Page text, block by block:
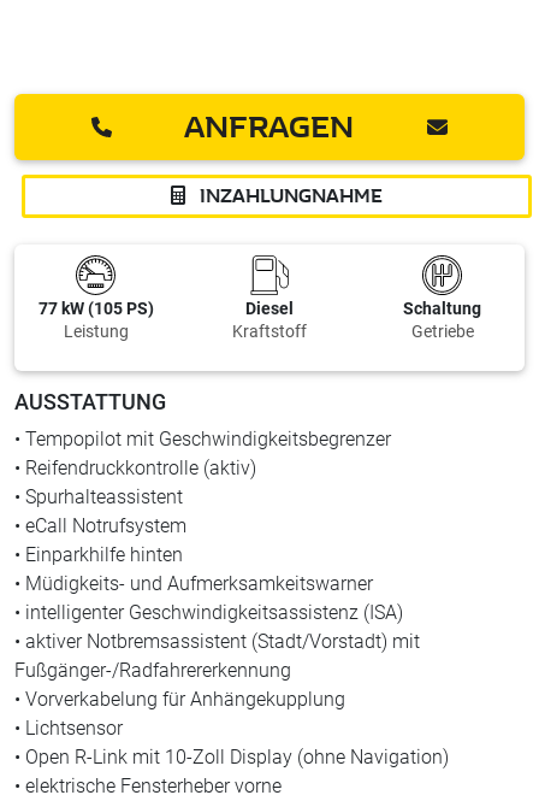
ANFRAGEN
INZAHLUNGNAHME
77 kW (105 PS)
Leistung
Diesel
Kraftstoff
Schaltung
Getriebe
AUSSTATTUNG
• Tempopilot mit Geschwindigkeitsbegrenzer
• Reifendruckkontrolle (aktiv)
• Spurhalteassistent
• eCall Notrufsystem
• Einparkhilfe hinten
• Müdigkeits- und Aufmerksamkeitswarner
• intelligenter Geschwindigkeitsassistenz (ISA)
• aktiver Notbremsassistent (Stadt/Vorstadt) mit
Fußgänger-/Radfahrererkennung
• Vorverkabelung für Anhängekupplung
• Lichtsensor
• Open R-Link mit 10-Zoll Display (ohne Navigation)
• elektrische Fensterheber vorne